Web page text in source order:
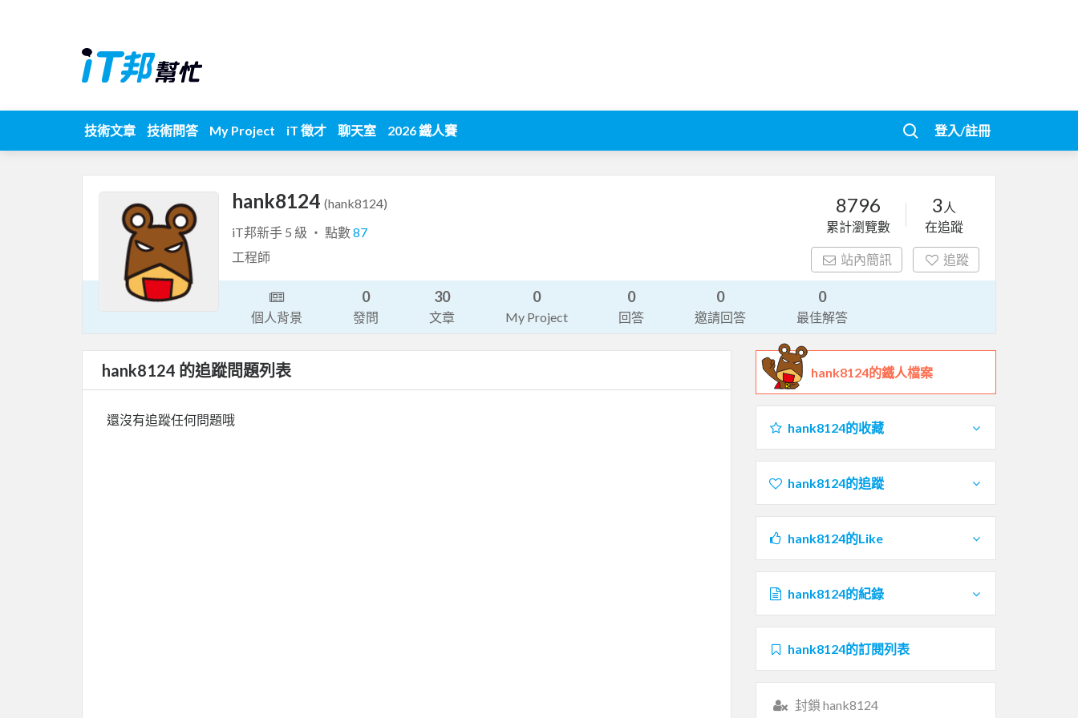
技術文章 技術問答 My Project iT 徵才 聊天室 2026 鐵人賽 登入/註冊
hank8124 (hank8124)
iT邦新手 5 級 ‧ 點數87
工程師
8796
累計瀏覽數
3 人
在追蹤
站內簡訊 追蹤
個人背景
0
發問
30
文章
0
My Project
0
回答
0
邀請回答
0
最佳解答
hank8124 的追蹤問題列表
還沒有追蹤任何問題哦
hank8124的鐵人檔案
hank8124的收藏
hank8124的追蹤
hank8124的Like
hank8124的紀錄
hank8124的訂閱列表
封鎖 hank8124